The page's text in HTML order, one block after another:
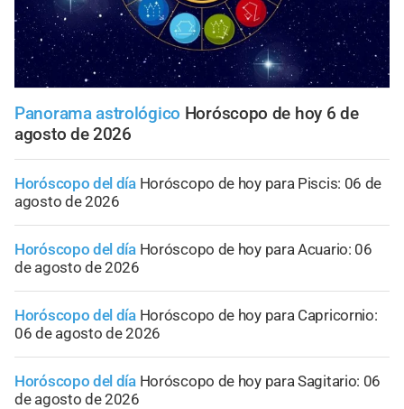
Panorama astrológico Horóscopo de hoy 6 de
agosto de 2026
Horóscopo del día Horóscopo de hoy para Piscis: 06 de
agosto de 2026
Horóscopo del día Horóscopo de hoy para Acuario: 06
de agosto de 2026
Horóscopo del día Horóscopo de hoy para Capricornio:
06 de agosto de 2026
Horóscopo del día Horóscopo de hoy para Sagitario: 06
de agosto de 2026